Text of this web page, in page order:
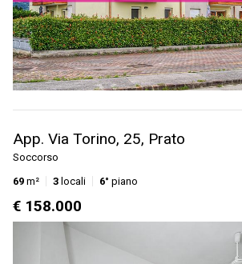
App. Via Torino, 25, Prato
Soccorso
69 m² 3 locali 6° piano
€ 158.000